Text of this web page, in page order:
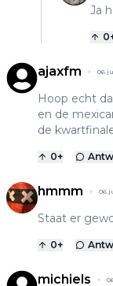
Ja
0
ajaxfm 06
Hoop echt
en de
de
0+
hmmm 06
Staat er
0+
michiels